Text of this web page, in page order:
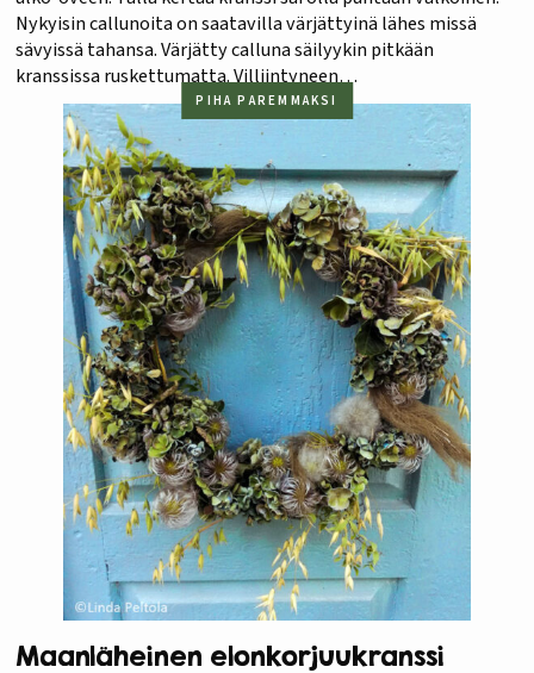
Nykyisin callunoita on saatavilla värjättyinä lähes missä
sävyissä tahansa. Värjätty calluna säilyykin pitkään
kranssissa ruskettumatta. Villiintyneen
korallikanukkapensaan vesat päätyvät minulla
kranssipohjiksi, sillä kanukka on sitkeää ja siksi ihanteellista
taivutella. Jo muutamasta oksasta saa…
PIHA PAREMMAKSI
Maanläheinen elonkorjuukranssi